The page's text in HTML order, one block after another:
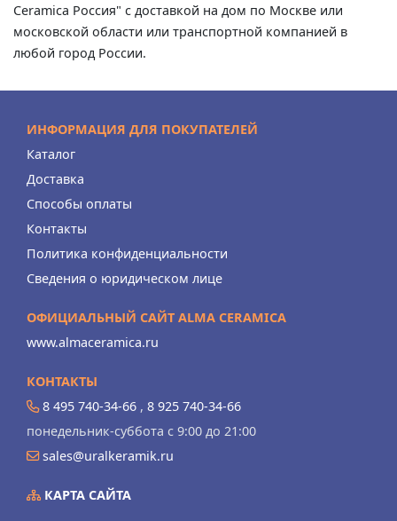
Ceramica Россия" с доставкой на дом по Москве или
московской области или транспортной компанией в
любой город России.
ИНФОРМАЦИЯ ДЛЯ ПОКУПАТЕЛЕЙ
Каталог
Доставка
Способы оплаты
Контакты
Политика конфиденциальности
Сведения о юридическом лице
ОФИЦИАЛЬНЫЙ САЙТ ALMA CERAMICA
www.almaceramica.ru
КОНТАКТЫ
8 495 740-34-66 , 8 925 740-34-66
понедельник-суббота с 9:00 до 21:00
sales@uralkeramik.ru
КАРТА САЙТА